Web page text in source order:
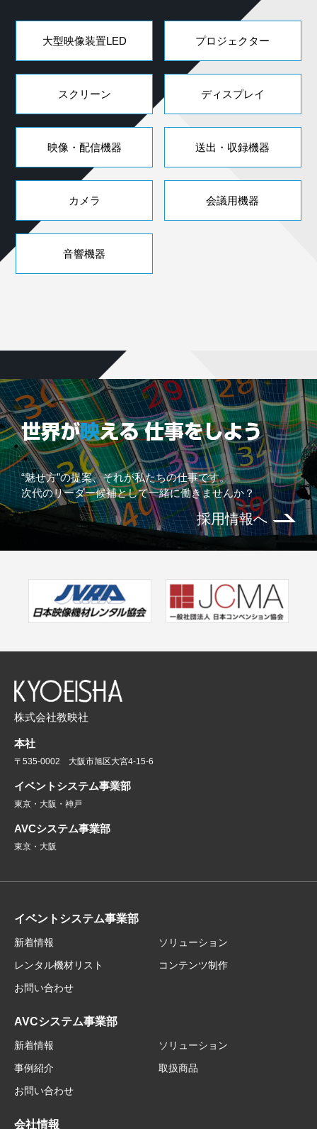
大型映像装置LED プロジェクター
スクリーン ディスプレイ
映像・配信機器 送出・収録機器
カメラ 会議用機器
音響機器
“魅せ方”の提案、それが私たちの仕事です。
次代のリーダー候補として一緒に働きませんか？
採用情報へ
株式会社教映社
本社
〒535-0002 大阪市旭区大宮4-15-6
イベントシステム事業部
東京・大阪・神戸
AVCシステム事業部
東京・大阪
イベントシステム事業部
新着情報
ソリューション
レンタル機材リスト
コンテンツ制作
お問い合わせ
AVCシステム事業部
新着情報
ソリューション
事例紹介
取扱商品
お問い合わせ
会社情報